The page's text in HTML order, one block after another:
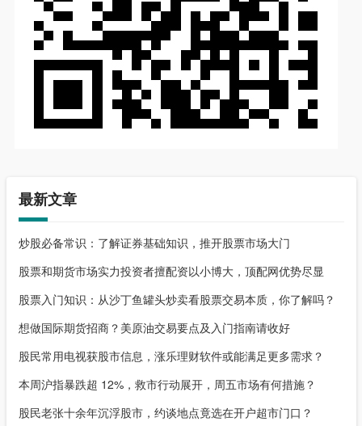
最新文章
炒股必备常识：了解证券基础知识，推开股票市场大门
股票和期货市场实力投资者擅配资以小博大，顶配网优势尽显
股票入门知识：从沙丁鱼罐头炒卖看股票交易本质，你了解吗？
想做国际期货招商？美原油交易要点及入门指南请收好
股民常用电视获股市信息，涨乐理财软件或能满足更多需求？
本周沪指暴跌超 12%，救市行动展开，周五市场有何措施？
股民老张十余年沉浮股市，约谈地点竟选在开户超市门口？